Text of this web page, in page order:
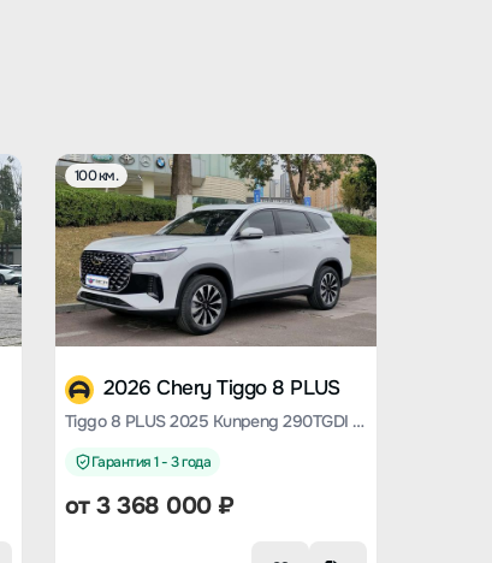
100 км.
2026 Chery Tiggo 8 PLUS
Tiggo 8 PLUS 2025 Kunpeng 290TGDI DCT Momentum Edition
Гарантия 1 - 3 года
от3 368 000₽